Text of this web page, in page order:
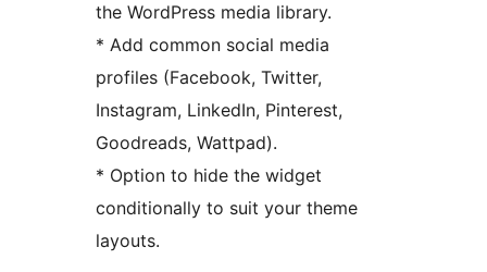
the WordPress media library.
* Add common social media
profiles (Facebook, Twitter,
Instagram, LinkedIn, Pinterest,
Goodreads, Wattpad).
* Option to hide the widget
conditionally to suit your theme
layouts.